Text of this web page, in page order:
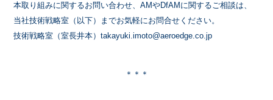
本取り組みに関するお問い合わせ、AMやDfAMに関するご相談は、
当社技術戦略室（以下）までお気軽にお問合せください。
技術戦略室（室長井本）takayuki.imoto@aeroedge.co.jp
＊＊＊